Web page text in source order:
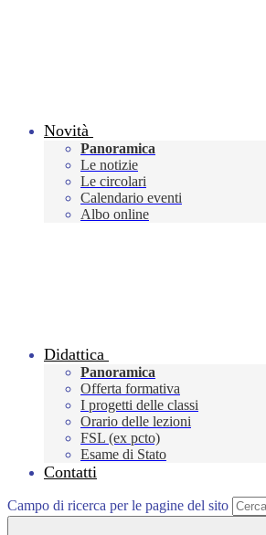
Novità
Panoramica
Le notizie
Le circolari
Calendario eventi
Albo online
Didattica
Panoramica
Offerta formativa
I progetti delle classi
Orario delle lezioni
FSL (ex pcto)
Esame di Stato
Contatti
Campo di ricerca per le pagine del sito